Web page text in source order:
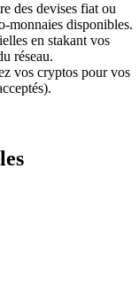
des devises fiat ou
monnaies disponibles.
en stakant vos
réseau.
vos cryptos pour vos